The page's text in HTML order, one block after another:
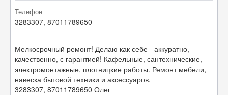
Телефон
3283307, 87011789650
Мелкосрочный ремонт! Делаю как себе - аккуратно,
качественно, с гарантией! Кафельные, сантехнические,
электромонтажные, плотницкие работы. Ремонт мебели,
навеска бытовой техники и аксессуаров.
3283307, 87011789650 Олег